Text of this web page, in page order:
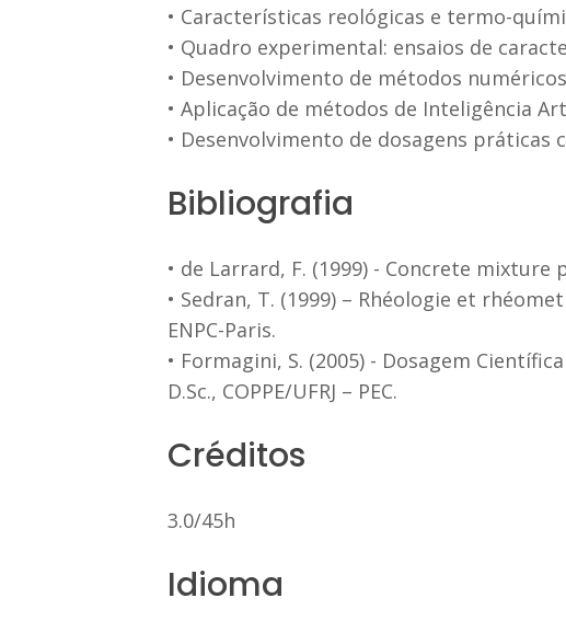
• Características reológicas e termo-
• Quadro experimental: ensaios de
• Desenvolvimento de métodos
• Aplicação de métodos de Inteligência
• Desenvolvimento de dosagens
Bibliografia
• de Larrard, F. (1999) - Concrete
• Sedran, T. (1999) – Rhéologie et
ENPC-Paris.
• Formagini, S. (2005) - Dosagem
D.Sc., COPPE/UFRJ – PEC.
Créditos
3.0/45h
Idioma